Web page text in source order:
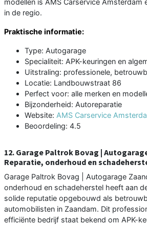
in de regio.
Praktische informatie:
Type: Autogarage
Specialiteit: APK-keuringen en
Uitstraling: professionele,
Locatie: Landbouwstraat 86
Perfect voor: alle merken en
Bijzonderheid: Autoreparatie
Website: AMS Carservice
Beoordeling: 4.5
12. Garage Paltrok Bovag |
Reparatie, onderhoud en
Garage Paltrok Bovag | Autogarage
onderhoud en schadeherstel heeft aan
solide reputatie opgebouwd als
automobilisten in Zaandam. Dit
efficiënte bedrijf staat bekend om APK-